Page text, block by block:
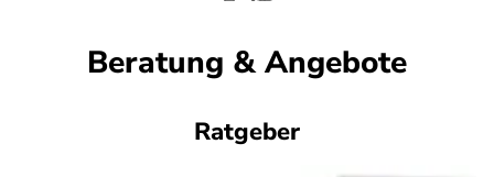
Beratung & Angebote
Ratgeber